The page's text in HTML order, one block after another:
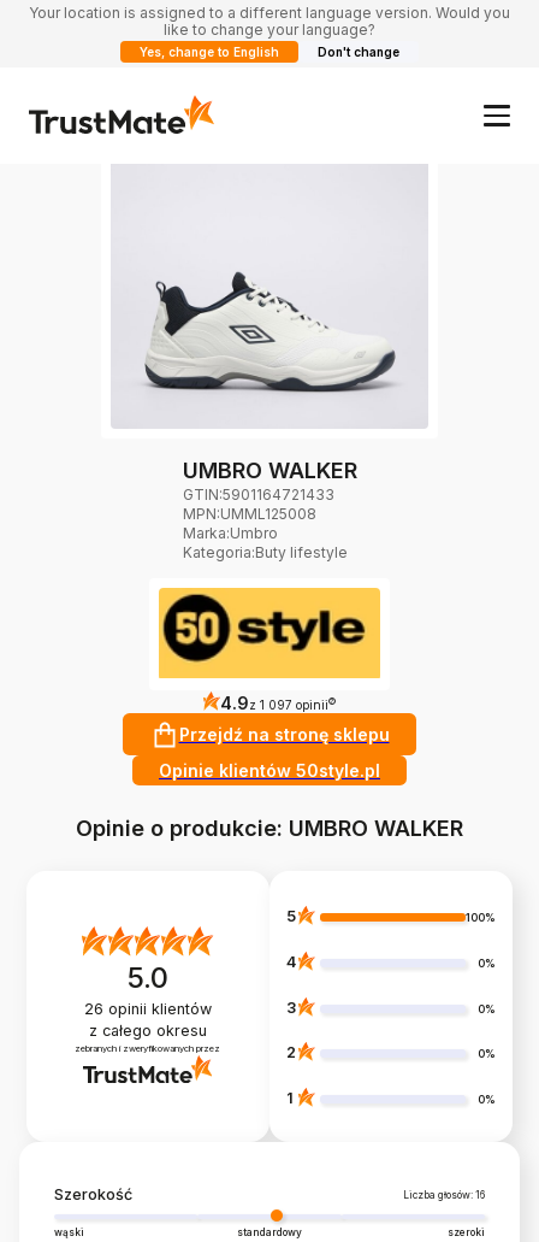
Your location is assigned to a different language version. Would you
like to change your language?
Yes, change to English Don't change
UMBRO WALKER
GTIN:5901164721433
MPN:UMML125008
Marka:Umbro
Kategoria:Buty lifestyle
4.9z 1 097 opinii ?
Przejdź na stronę sklepu
Opinie klientów 50style.pl
Opinie o produkcie: UMBRO WALKER
5.0
26 opinii klientów
z całego okresu
zebranych i zweryfikowanych przez
5 100%
4 0%
3 0%
2 0%
1 0%
Szerokość Liczba głosów: 16
wąski standardowy szeroki